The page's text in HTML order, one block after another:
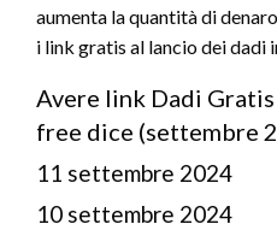
aumenta la quantità di
i link gratis al lancio dei dadi
Avere link Dadi
free dice (settembre
11 settembre 2024
10 settembre 2024